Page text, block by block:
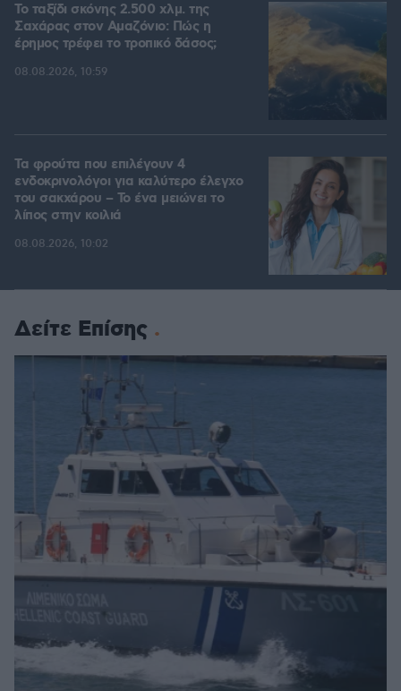
Το ταξίδι σκόνης 2.500 χλμ. της
Σαχάρας στον Αμαζόνιο: Πώς η
έρημος τρέφει το τροπικό δάσος;
08.08.2026, 10:59
Τα φρούτα που επιλέγουν 4
ενδοκρινολόγοι για καλύτερο έλεγχο
του σακχάρου – Το ένα μειώνει το
λίπος στην κοιλιά
08.08.2026, 10:02
Δείτε Επίσης